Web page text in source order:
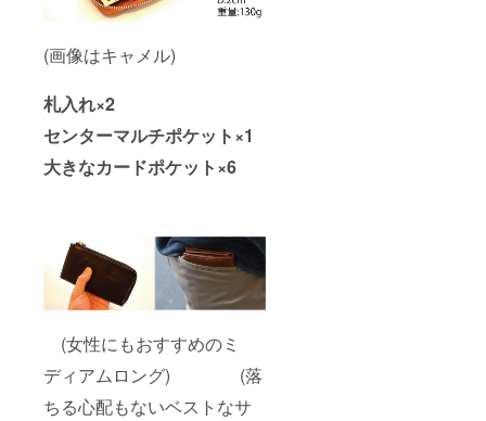
(画像はキャメル)
札入れ×2
センターマルチポケット×1
大きなカードポケット×6
(女性にもおすすめのミ
ディアムロング) (落
ちる心配もないベストなサ